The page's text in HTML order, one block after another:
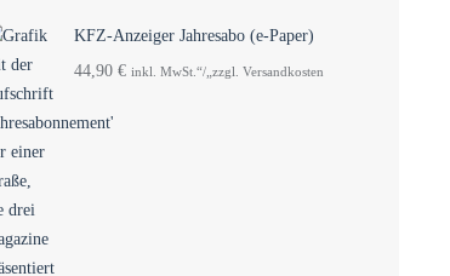
KFZ-Anzeiger Jahresabo (e-Paper)
44,90 € inkl. MwSt.“/„zzgl. Versandkosten